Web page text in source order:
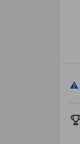
⚠